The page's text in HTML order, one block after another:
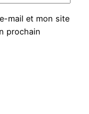
mail et mon site
prochain